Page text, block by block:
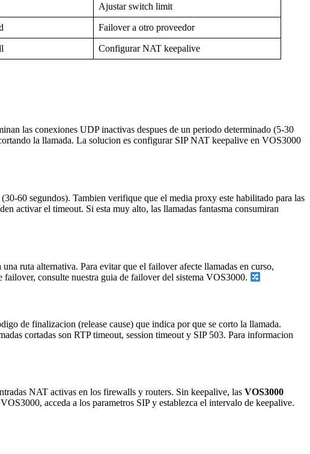
Ajustar switch limit
Failover a otro proveedor
Configurar NAT keepalive
las conexiones UDP inactivas despues de un periodo determinado (5-30
la llamada. La solucion es configurar SIP NAT keepalive en VOS3000
60 segundos). Tambien verifique que el media proxy este habilitado para las
activar el timeout. Si esta muy alto, las llamadas fantasma consumiran
ruta alternativa. Para evitar que el failover afecte llamadas en curso,
consulte nuestra guia de failover del sistema VOS3000.
de finalizacion (release cause) que indica por que se corto la llamada.
cortadas son RTP timeout, session timeout y SIP 503. Para informacion
NAT activas en los firewalls y routers. Sin keepalive, las VOS3000
acceda a los parametros SIP y establezca el intervalo de keepalive.